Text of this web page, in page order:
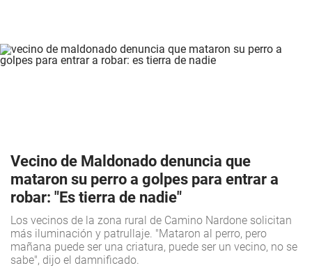
Vecino de Maldonado denuncia que
mataron su perro a golpes para entrar a
robar: "Es tierra de nadie"
Los vecinos de la zona rural de Camino Nardone solicitan
más iluminación y patrullaje. "Mataron al perro, pero
mañana puede ser una criatura, puede ser un vecino, no se
sabe", dijo el damnificado.